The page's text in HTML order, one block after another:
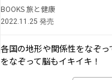
BOOKS 旅と健康
2022.11.25 発売
各国の地形や関係性をなぞ
をなぞって脳もイキイキ！